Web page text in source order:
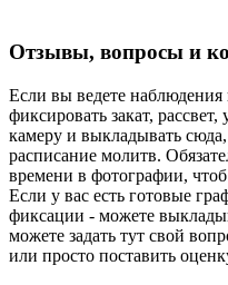
Отзывы, вопросы и
Если вы ведете
фиксировать закат,
камеру и выкладывать
расписание молитв.
времени в фотографии,
Если у вас есть готовые
фиксации - можете
можете задать тут свой
или просто поставить